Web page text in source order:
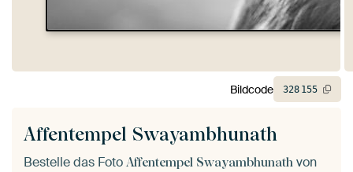
Affentempel Swayambhunath
Bestelle das Foto Affentempel Swayambhunath von
Bildcode 328 155